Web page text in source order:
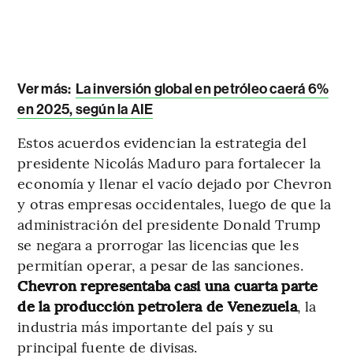
Ver más: La inversión global en petróleo caerá 6%
en 2025, según la AIE
Estos acuerdos evidencian la estrategia del
presidente Nicolás Maduro para fortalecer la
economía y llenar el vacío dejado por Chevron
y otras empresas occidentales, luego de que la
administración del presidente Donald Trump
se negara a prorrogar las licencias que les
permitían operar, a pesar de las sanciones.
Chevron representaba casi una cuarta parte
de la producción petrolera de Venezuela, la
industria más importante del país y su
principal fuente de divisas.